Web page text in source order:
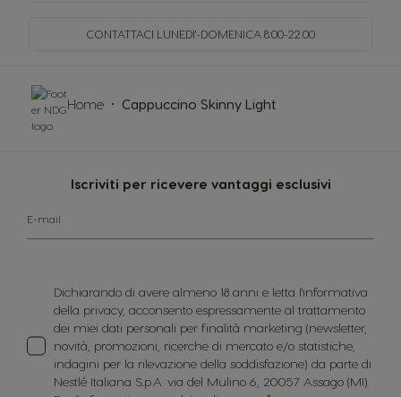
CONTATTACI LUNEDI'-DOMENICA 8:00-22.00
Iscriviti per ricevere vantaggi esclusivi
E-mail
Dichiarando di avere almeno 18 anni e letta l'informativa
della privacy, acconsento espressamente al trattamento
dei miei dati personali per finalità marketing (newsletter,
novità, promozioni, ricerche di mercato e/o statistiche,
indagini per la rilevazione della soddisfazione) da parte di
Nestlé Italiana S.p.A. via del Mulino 6, 20057 Assago (MI).
Home Cappuccino Skinny Light